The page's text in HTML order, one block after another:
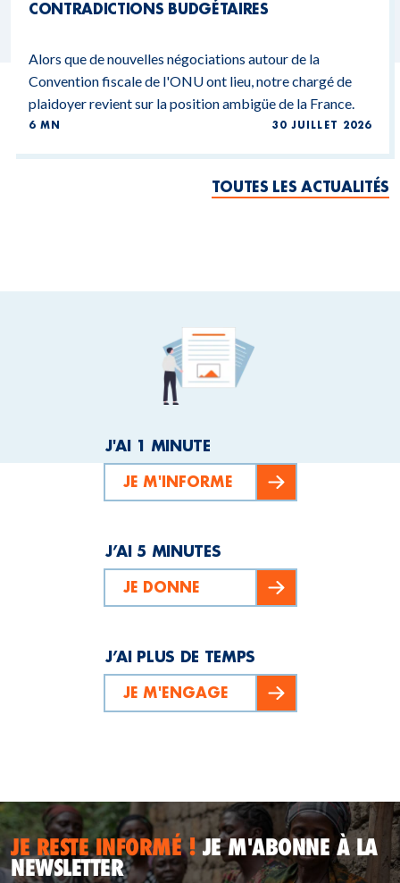
CONTRADICTIONS BUDGÉTAIRES
Alors que de nouvelles négociations autour de la
Convention fiscale de l'ONU ont lieu, notre chargé de
plaidoyer revient sur la position ambigüe de la France.
6 MN 30 JUILLET 2026
TOUTES LES ACTUALITÉS
J'AI 1 MINUTE
JE M'INFORME
J’AI 5 MINUTES
JE DONNE
J’AI PLUS DE TEMPS
JE M'ENGAGE
JE RESTE INFORMÉ !JE M'ABONNE À LA
NEWSLETTER